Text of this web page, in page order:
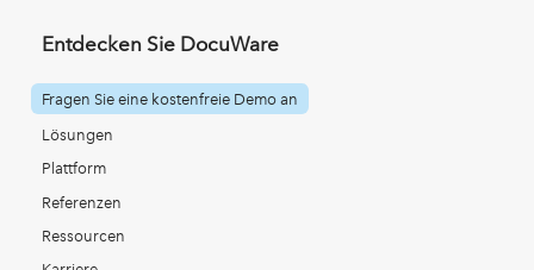
Entdecken Sie DocuWare
Fragen Sie eine kostenfreie Demo an
Lösungen
Plattform
Referenzen
Ressourcen